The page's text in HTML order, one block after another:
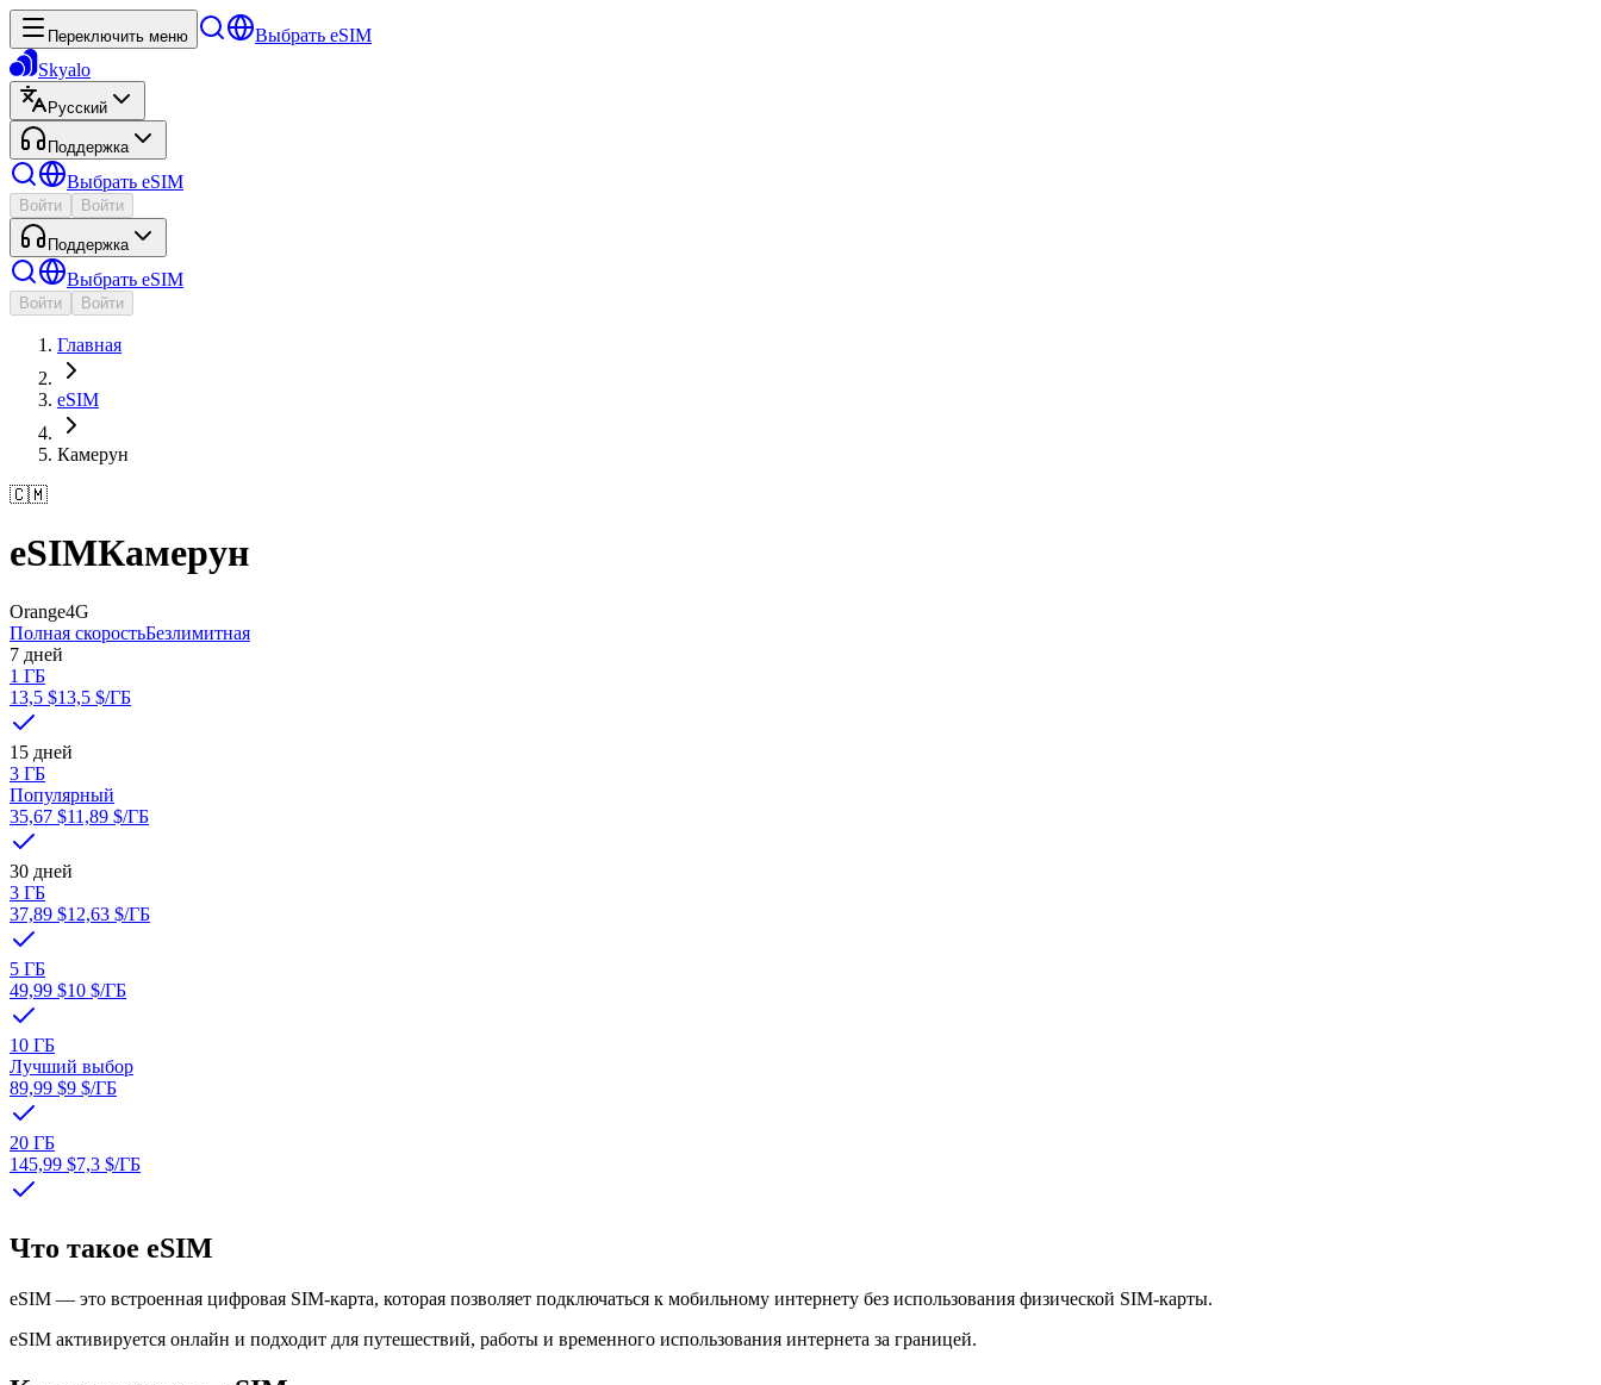
Переключить меню
Выбрать eSIM
Skyalo
Русский
Поддержка
Выбрать eSIM
Войти Войти
Поддержка
Выбрать eSIM
Войти Войти
Главная
eSIM
Камерун
🇨🇲
eSIMКамерун
Orange4G
Полная скоростьБезлимитная
7 дней
1 ГБ
13,5 $13,5 $/ГБ
15 дней
3 ГБ
Популярный
35,67 $11,89 $/ГБ
30 дней
3 ГБ
37,89 $12,63 $/ГБ
5 ГБ
49,99 $10 $/ГБ
10 ГБ
Лучший выбор
89,99 $9 $/ГБ
20 ГБ
145,99 $7,3 $/ГБ
Что такое eSIM
eSIM — это встроенная цифровая SIM-карта, которая позволяет подключаться к мобильному интернету без использования физической SIM-карты.
eSIM активируется онлайн и подходит для путешествий, работы и временного использования интернета за границей.